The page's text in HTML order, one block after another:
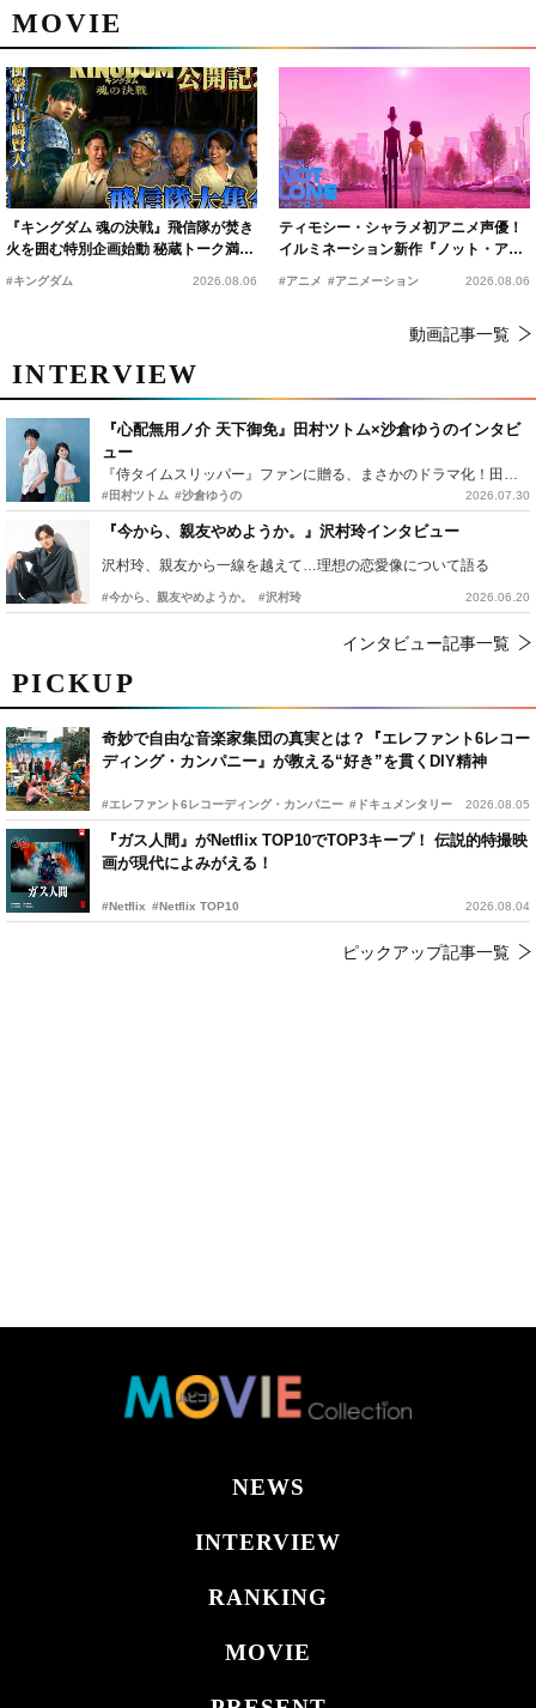
PICKUP
奇妙で自由な音楽家集団の真実とは？『エレファント6レコー
ディング・カンパニー』が教える“好き”を貫くDIY精神
#エレファント6レコーディング・カンパニー #ドキュメンタリー 2026.08.05
『ガス人間』がNetflix TOP10でTOP3キープ！ 伝説的特撮映
画が現代によみがえる！
#Netflix #Netflix TOP10 2026.08.04
ピックアップ記事一覧
MOVIE
『キングダム 魂の決戦』飛信隊が焚き
火を囲む特別企画始動 秘蔵トーク満載
#キングダム 2026.08.06
ティモシー・シャラメ初アニメ声優！
イルミネーション新作『ノット・アロ
#アニメ #アニメーション 2026.08.06
動画記事一覧
INTERVIEW
『心配無用ノ介 天下御免』田村ツトム×沙倉ゆうのインタビ
ュー
『侍タイムスリッパー』ファンに贈る、まさかのドラマ化！田村ツトム×沙倉ゆうのが語る『心配無用ノ介』撮影秘話
#田村ツトム #沙倉ゆうの 2026.07.30
『今から、親友やめようか。』沢村玲インタビュー
沢村玲、親友から一線を越えて…理想の恋愛像について語る
#今から、親友やめようか。 #沢村玲 2026.06.20
インタビュー記事一覧
NEWS
INTERVIEW
RANKING
MOVIE